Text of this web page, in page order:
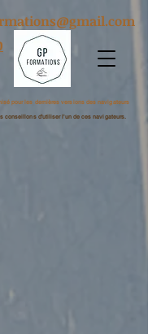
pour les dernières versions des navigateurs
conseillons d'utiliser l'un de ces navigateurs.